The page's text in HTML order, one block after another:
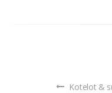
Kotelot &